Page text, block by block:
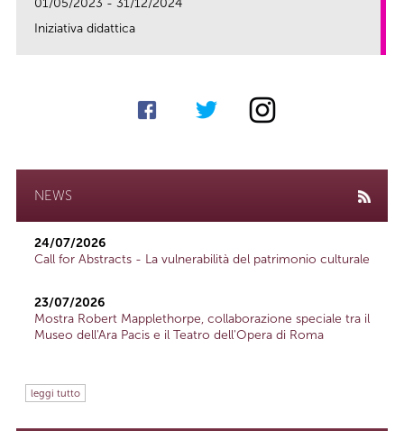
01/05/2023 - 31/12/2024
Iniziativa didattica
NEWS
24/07/2026
Call for Abstracts - La vulnerabilità del patrimonio culturale
23/07/2026
Mostra Robert Mapplethorpe, collaborazione speciale tra il
Museo dell'Ara Pacis e il Teatro dell'Opera di Roma
leggi tutto